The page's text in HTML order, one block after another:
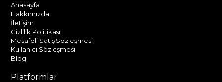
Anasayfa
Hakkımızda
İletişim
Gizlilik Politikası
Mesafeli Satış Sözleşmesi
Kullanıcı Sözleşmesi
Blog
Platformlar